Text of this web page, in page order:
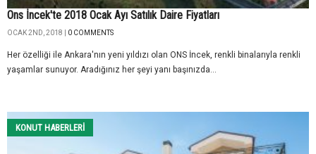
Ons İncek'te 2018 Ocak Ayı Satılık Daire Fiyatları
OCAK 2ND, 2018 | 0 COMMENTS
Her özelliği ile Ankara'nın yeni yıldızı olan ONS İncek, renkli binalarıyla renkli
yaşamlar sunuyor. Aradığınız her şeyi yanı başınızda...
KONUT HABERLERI